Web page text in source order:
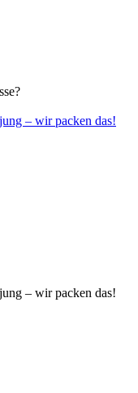
– wir packen das!
– wir packen das!